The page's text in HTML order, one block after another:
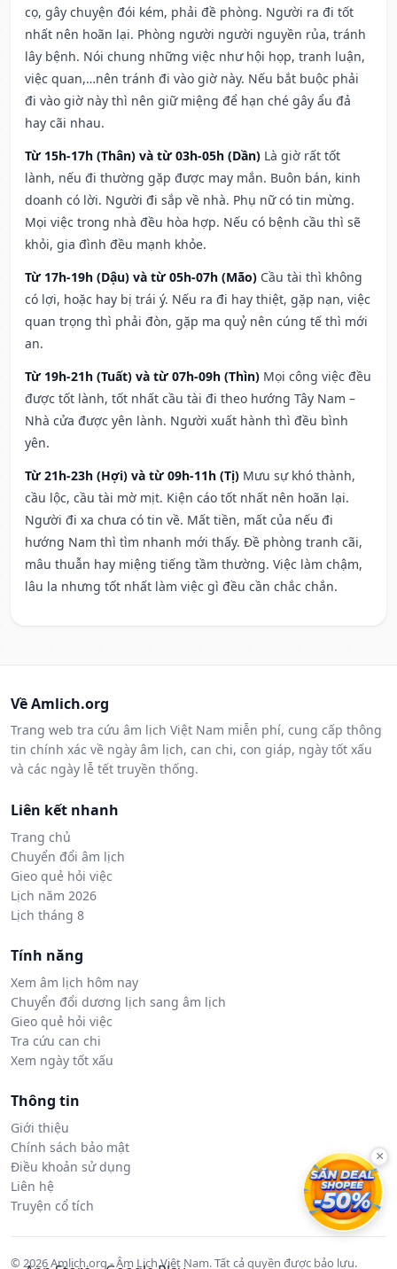
cọ, gây chuyện đói kém, phải đề phòng. Người ra đi tốt
nhất nên hoãn lại. Phòng người người nguyền rủa, tránh
lây bệnh. Nói chung những việc như hội họp, tranh luận,
việc quan,…nên tránh đi vào giờ này. Nếu bắt buộc phải
đi vào giờ này thì nên giữ miệng để hạn ché gây ẩu đả
hay cãi nhau.
Từ 15h-17h (Thân) và từ 03h-05h (Dần) Là giờ rất tốt
lành, nếu đi thường gặp được may mắn. Buôn bán, kinh
doanh có lời. Người đi sắp về nhà. Phụ nữ có tin mừng.
Mọi việc trong nhà đều hòa hợp. Nếu có bệnh cầu thì sẽ
khỏi, gia đình đều mạnh khỏe.
Từ 17h-19h (Dậu) và từ 05h-07h (Mão) Cầu tài thì không
có lợi, hoặc hay bị trái ý. Nếu ra đi hay thiệt, gặp nạn, việc
quan trọng thì phải đòn, gặp ma quỷ nên cúng tế thì mới
an.
Từ 19h-21h (Tuất) và từ 07h-09h (Thìn) Mọi công việc đều
được tốt lành, tốt nhất cầu tài đi theo hướng Tây Nam –
Nhà cửa được yên lành. Người xuất hành thì đều bình
yên.
Từ 21h-23h (Hợi) và từ 09h-11h (Tị) Mưu sự khó thành,
cầu lộc, cầu tài mờ mịt. Kiện cáo tốt nhất nên hoãn lại.
Người đi xa chưa có tin về. Mất tiền, mất của nếu đi
hướng Nam thì tìm nhanh mới thấy. Đề phòng tranh cãi,
mâu thuẫn hay miệng tiếng tầm thường. Việc làm chậm,
lâu la nhưng tốt nhất làm việc gì đều cần chắc chắn.
Về Amlich.org
Trang web tra cứu âm lịch Việt Nam miễn phí, cung cấp thông
tin chính xác về ngày âm lịch, can chi, con giáp, ngày tốt xấu
và các ngày lễ tết truyền thống.
Liên kết nhanh
Trang chủ
Chuyển đổi âm lịch
Gieo quẻ hỏi việc
Lịch năm 2026
Lịch tháng 8
Tính năng
Xem âm lịch hôm nay
Chuyển đổi dương lịch sang âm lịch
Gieo quẻ hỏi việc
Tra cứu can chi
Xem ngày tốt xấu
Thông tin
Giới thiệu
Chính sách bảo mật
Điều khoản sử dụng
Liên hệ
Truyện cổ tích
© 2026 Amlich.org - Âm Lịch Việt Nam. Tất cả quyền được bảo lưu.
×